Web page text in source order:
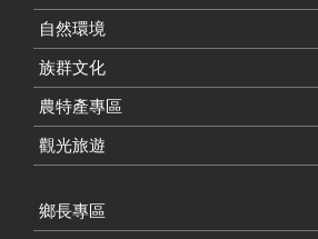
自然環境
族群文化
農特產專區
觀光旅遊
鄉長專區